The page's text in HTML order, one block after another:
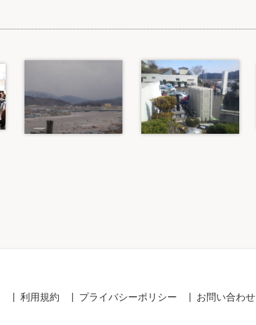
利用規約 プライバシーポリシー お問い合わせ